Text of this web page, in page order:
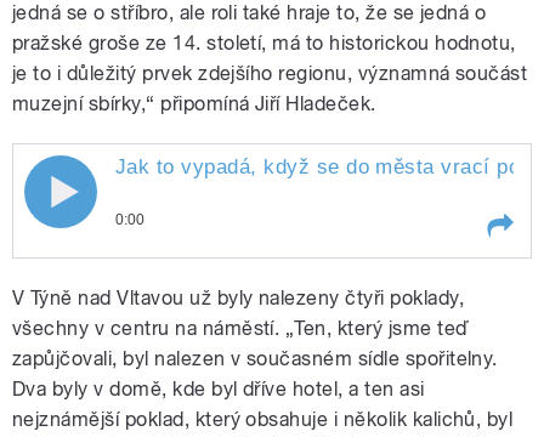
jedná se o stříbro, ale roli také hraje to, že se jedná o
pražské groše ze 14. století, má to historickou hodnotu,
je to i důležitý prvek zdejšího regionu, významná součást
muzejní sbírky,“ připomíná Jiří Hladeček.
Jak to vypadá, když se do města vrací
0:00
vrací poklad, sledoval Zdeněk
V Týně nad Vltavou už byly nalezeny čtyři poklady,
všechny v centru na náměstí. „Ten, který jsme teď
zapůjčovali, byl nalezen v současném sídle spořitelny.
Dva byly v domě, kde byl dříve hotel, a ten asi
nejznámější poklad, který obsahuje i několik kalichů, byl